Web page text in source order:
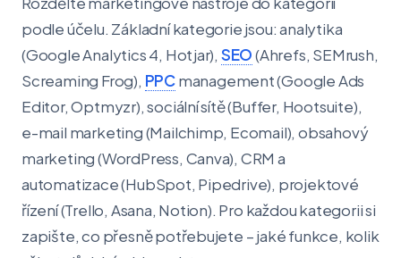
podle účelu. Základní kategorie jsou: analytika
(Google Analytics 4, Hotjar), SEO(Ahrefs, SEMrush,
Screaming Frog), PPCmanagement (Google Ads
Editor, Optmyzr), sociální sítě (Buffer, Hootsuite),
e-mail marketing (Mailchimp, Ecomail), obsahový
marketing (WordPress, Canva), CRM a
automatizace (HubSpot, Pipedrive), projektové
řízení (Trello, Asana, Notion). Pro každou kategorii si
zapište, co přesně potřebujete – jaké funkce, kolik